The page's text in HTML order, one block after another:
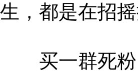
生，都是在招
买一群死粉